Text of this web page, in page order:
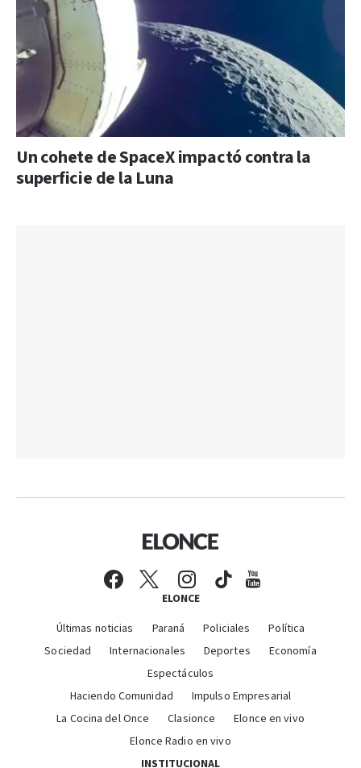
Un cohete de SpaceX impactó contra la
superficie de la Luna
ELONCE
Últimas noticias Paraná Policiales
Política
Sociedad
Internacionales Deportes
Economía
Espectáculos
Haciendo Comunidad
Impulso Empresarial
La Cocina del Once
Clasionce
Elonce en vivo
Elonce Radio en vivo
INSTITUCIONAL